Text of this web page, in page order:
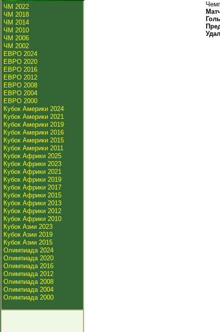
ЧМ 2022
ЧМ 2018
ЧМ 2014
ЧМ 2010
ЧМ 2006
ЧМ 2002
ЕВРО 2024
ЕВРО 2020
ЕВРО 2016
ЕВРО 2012
ЕВРО 2008
ЕВРО 2004
ЕВРО 2000
Кубок Америки 2024
Кубок Америки 2021
Кубок Америки 2019
Кубок Америки 2016
Кубок Америки 2015
Кубок Америки 2011
Кубок Африки 2025
Кубок Африки 2023
Кубок Африки 2021
Кубок Африки 2019
Кубок Африки 2017
Кубок Африки 2015
Кубок Африки 2013
Кубок Африки 2012
Кубок Африки 2010
Кубок Азии 2023
Кубок Азии 2019
Кубок Азии 2015
Олимпиада 2024
Олимпиада 2020
Олимпиада 2016
Олимпиада 2012
Олимпиада 2008
Олимпиада 2004
Олимпиада 2000